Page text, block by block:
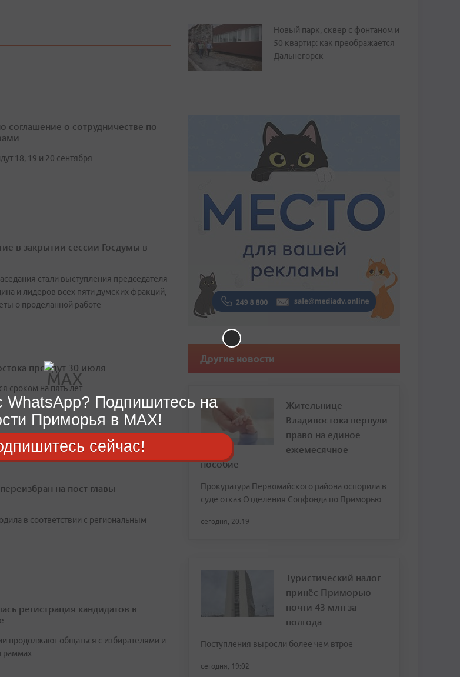
соглашение о сотрудничестве по
18, 19 и 20 сентября
в закрытии сессии Госдумы в
стали выступления председателя
и лидеров всех пяти думских фракций,
о проделанной работе
пройдут 30 июля
сроком на пять лет
на пост главы
в соответствии с региональным
регистрация кандидатов в
продолжают общаться с избирателями и
Новый парк, сквер с фонтаном и
50 квартир: как преображается
Дальнегорск
Другие новости
Жительнице
Владивостока вернули
право на единое
ежемесячное
пособие
Прокуратура Первомайского района оспорила в
суде отказ Отделения Соцфонда по Приморью
сегодня, 20:19
Туристический налог
принёс Приморью
почти 43 млн за
полгода
Поступления выросли более чем втрое
сегодня, 19:02
Подпишитесь на
Приморья в MAX!
сейчас!